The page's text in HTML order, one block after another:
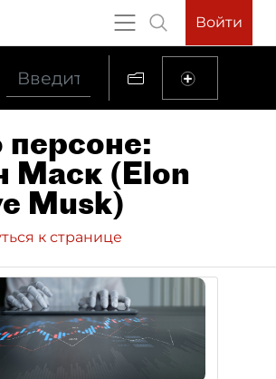
Войти
Маск (Elon
Musk)
к странице